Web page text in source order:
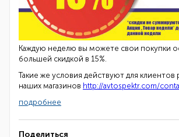
Каждую неделю вы можете свои покупки
большей скидкой в 15%.
Такие же условия действуют для клиентов
наших магазинов http://avtospektr.com/
подробнее
Поделиться